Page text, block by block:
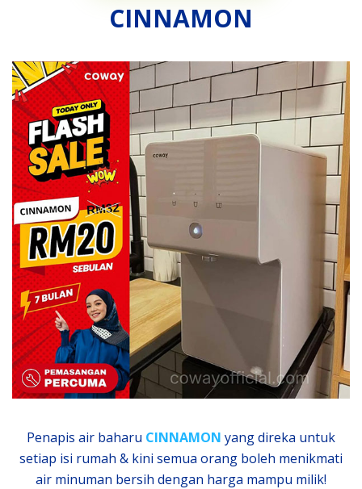
CINNAMON
Penapis air baharu CINNAMON yang direka untuk
setiap isi rumah & kini semua orang boleh menikmati
air minuman bersih dengan harga mampu milik!